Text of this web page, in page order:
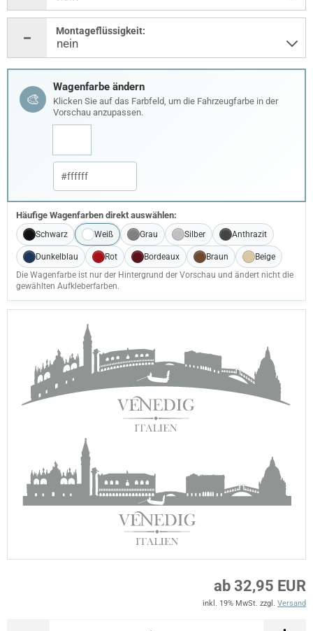
Montageflüssigkeit:
🎨
Wagenfarbe ändern
Klicken Sie auf das Farbfeld, um die Fahrzeugfarbe in der
Vorschau anzupassen.
Häufige Wagenfarben direkt auswählen:
Schwarz Weiß Grau Silber Anthrazit
Dunkelblau Rot Bordeaux Braun
Beige
Die Wagenfarbe ist nur der Hintergrund der Vorschau und ändert nicht die
gewählten Aufkleberfarben.
ab 32,95 EUR
inkl. 19% MwSt. zzgl. Versand